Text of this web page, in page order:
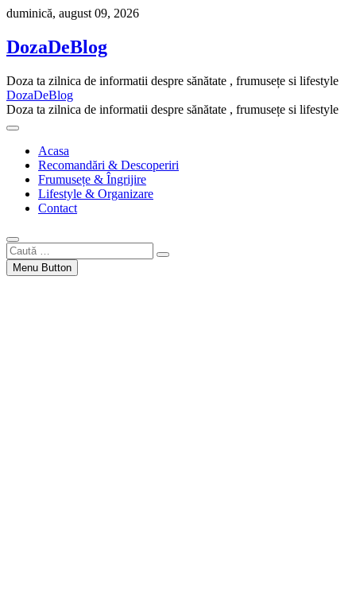
Skip
content
duminică, august 09, 2026
DozaDeBlog
Doza ta zilnica de informatii despre sănătate , frumusețe si lifestyle
DozaDeBlog
Doza ta zilnica de informatii despre sănătate , frumusețe si lifestyle
Acasa
Recomandări & Descoperiri
Frumusețe & Îngrijire
Lifestyle & Organizare
Contact
Caută
…Menu Button